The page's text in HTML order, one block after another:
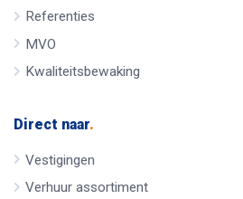
Referenties
MVO
Kwaliteitsbewaking
Direct naar.
Vestigingen
Verhuur assortiment